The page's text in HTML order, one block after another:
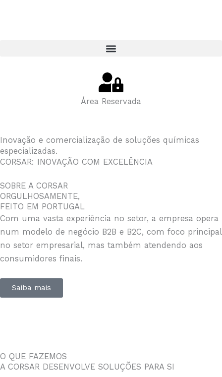
Área Reservada
Inovação e comercialização de soluções químicas
especializadas.
CORSAR: INOVAÇÃO COM EXCELÊNCIA
SOBRE A CORSAR
ORGULHOSAMENTE,
FEITO EM PORTUGAL
Com uma vasta experiência no setor, a empresa opera
num modelo de negócio B2B e B2C, com foco principal
no setor empresarial, mas também atendendo aos
consumidores finais.
Saiba mais
O QUE FAZEMOS
A CORSAR DESENVOLVE SOLUÇÕES PARA SI